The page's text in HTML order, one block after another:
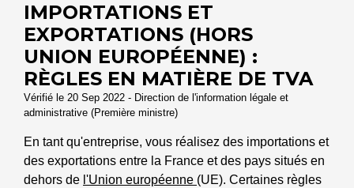
IMPORTATIONS ET
EXPORTATIONS (HORS
UNION EUROPÉENNE) :
RÈGLES EN MATIÈRE DE TVA
Vérifié le 20 Sep 2022 - Direction de l'information légale et
administrative (Première ministre)
En tant qu'entreprise, vous réalisez des importations et
des exportations entre la France et des pays situés en
dehors de l'Union européenne (UE). Certaines règles